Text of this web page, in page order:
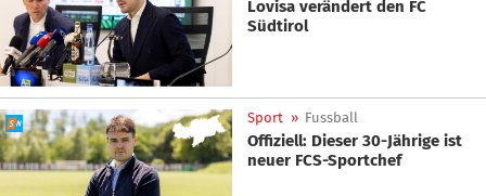
Lovisa verändert den FC
Südtirol
Sport » Fussball
Offiziell: Dieser 30-Jährige ist
neuer FCS-Sportchef